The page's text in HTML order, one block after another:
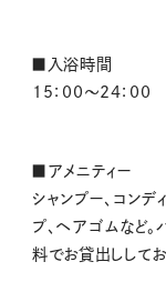
入浴時間
15：00～24：00
■アメニティー
シャンプー、コンデ
プ、ヘアゴムなど
料でお貸出ししてお